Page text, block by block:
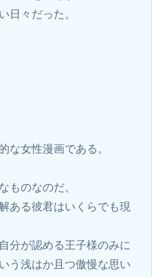
日々だった。
な女性漫画である。
ものなのだ。
ある彼君はいくらでも現
分が認める王子様のみに
う浅はか且つ傲慢な思い